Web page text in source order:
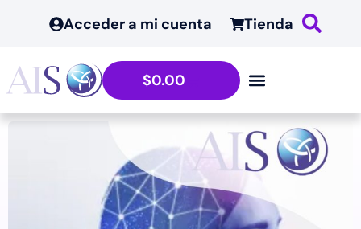
Acceder a mi cuenta Tienda
$0.00